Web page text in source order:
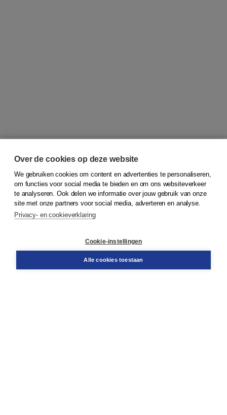
© 2026Koninklijke Boom uitgevers
Klantenservice
Service & informatie
Contact
Over de cookies op deze website
We gebruiken cookies om content en advertenties te personaliseren,
om functies voor social media te bieden en om ons websiteverkeer
te analyseren. Ook delen we informatie over jouw gebruik van onze
site met onze partners voor social media, adverteren en analyse.
Privacy- en cookieverklaring
Cookie-instellingen
Alle cookies toestaan